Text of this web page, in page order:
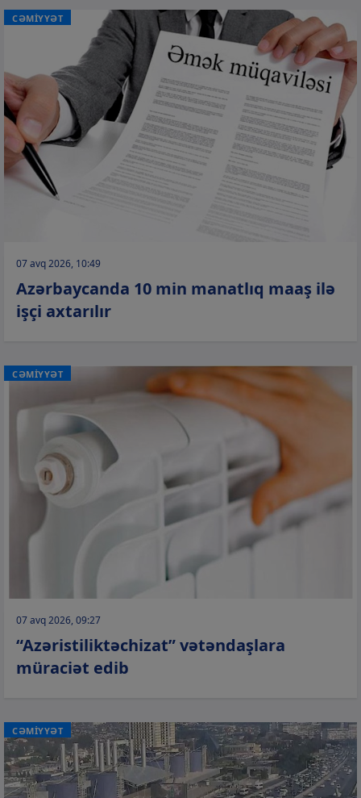
CƏMİYYƏT
07 avq 2026, 10:49
Azərbaycanda 10 min manatlıq maaş ilə
işçi axtarılır
CƏMİYYƏT
07 avq 2026, 09:27
“Azəristiliktəchizat” vətəndaşlara
müraciət edib
CƏMİYYƏT